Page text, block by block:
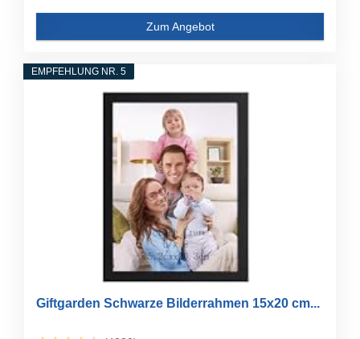
Zum Angebot
EMPFEHLUNG NR. 5
Giftgarden Schwarze Bilderrahmen 15x20 cm...